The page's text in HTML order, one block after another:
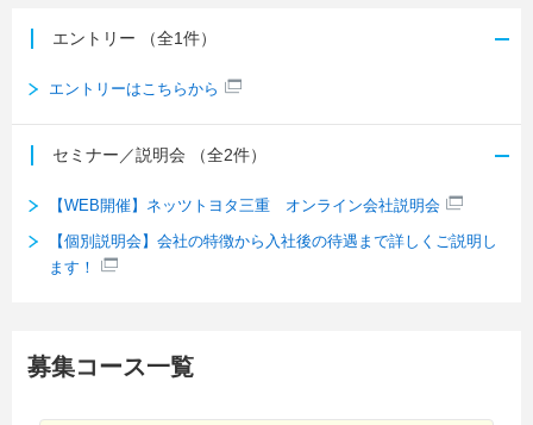
エントリー （全1件）
エントリーはこちらから
セミナー／説明会 （全2件）
【WEB開催】ネッツトヨタ三重 オンライン会社説明会
【個別説明会】会社の特徴から入社後の待遇まで詳しくご説明し
ます！
募集コース一覧